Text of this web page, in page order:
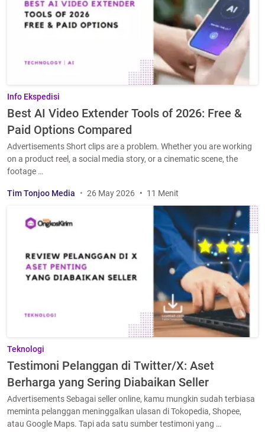
Info Ekspedisi
Best AI Video Extender Tools of 2026: Free &
Paid Options Compared
Advertisements Short clips are a problem. Whether you are working
on a product reel, a social media story, or a cinematic scene, the
footage …
Tim Tonjoo Media 26 May 2026 11 Menit
Teknologi
Testimoni Pelanggan di Twitter/X: Aset
Berharga yang Sering Diabaikan Seller
Advertisements Sebagai seller online, kamu mungkin sudah terbiasa
meminta pelanggan meninggalkan ulasan di Tokopedia, Shopee,
atau Google Maps. Tapi ada satu sumber testimoni yang …